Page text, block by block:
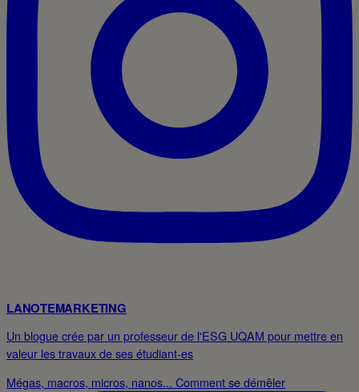
LANOTEMARKETING
Un blogue crée par un professeur de l'ESG UQAM pour mettre en
valeur les travaux de ses étudiant-es
Mégas, macros, micros, nanos... Comment se démêler